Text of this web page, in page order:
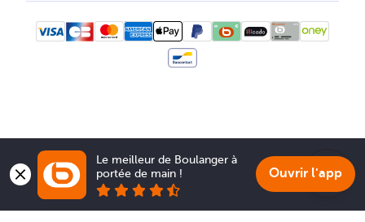
Le meilleur de Boulanger à
portée de main !
Ouvrir l'app